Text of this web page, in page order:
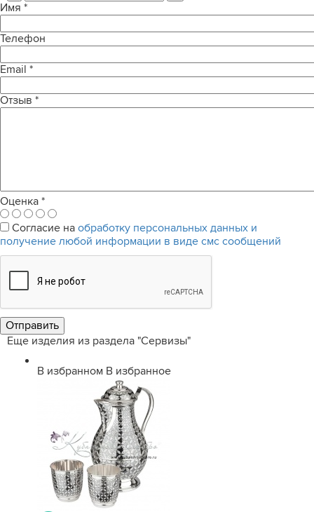
Имя *
Телефон
Email *
Отзыв *
Оценка *
Согласие на обработку персональных данных и
получение любой информации в виде смс сообщений
Еще изделия из раздела "Сервизы"
В избранном В избранное